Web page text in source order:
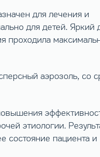
для лечения и
для детей. Яркий
проходила
аэрозоль, со
этиологии.
состояние пациента и